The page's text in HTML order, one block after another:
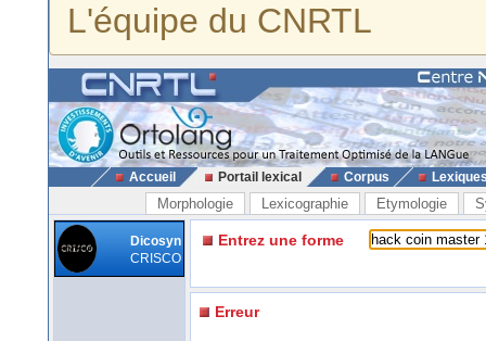
L'équipe du CNRTL
Accueil Portail lexical Corpus
Morphologie Lexicographie Etymologie
Dicosyn
CRISCO
Entrez une forme
Erreur